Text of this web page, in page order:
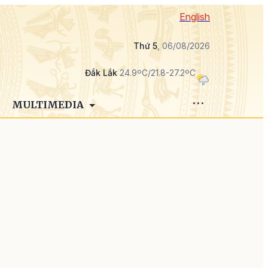
English
Thứ 5, 06/08/2026
Đắk Lắk24.9ºC/21.8-27.2ºC
MULTIMEDIA